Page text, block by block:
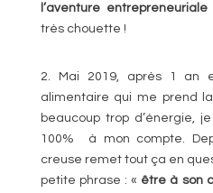
l’aventure
très chouette !
2. Mai 2019, après 1 an
alimentaire qui me prend
beaucoup trop d’énergie,
100% à mon compte.
creuse remet tout ça en
petite phrase : « être à son